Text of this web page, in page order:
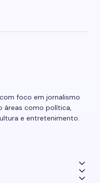
foco em jornalismo
áreas como política,
e entretenimento.